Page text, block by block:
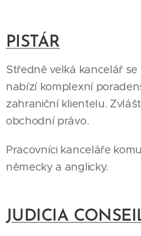
PISTÁR
Středně velká kancelář
nabízí komplexní
zahraniční klientelu.
obchodní právo.
Pracovníci kanceláře
německy a anglicky.
JUDICIA